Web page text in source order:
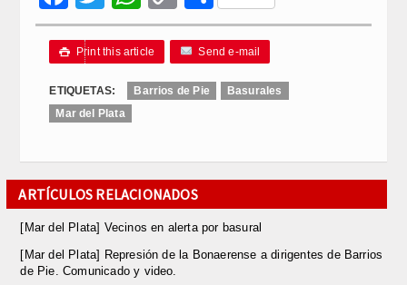
Link
 Print this article Send e-mail
ETIQUETAS: Barrios de Pie
Basurales
Mar del Plata
ARTÍCULOS RELACIONADOS
[Mar del Plata] Vecinos en alerta por basural
[Mar del Plata] Represión de la Bonaerense a dirigentes de Barrios
de Pie. Comunicado y video.